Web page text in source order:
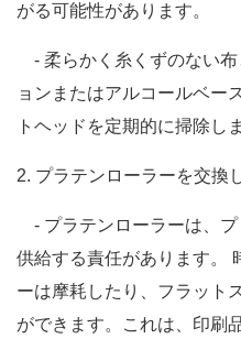
がる可能性があります。
- 柔らかく糸くずのない
ョンまたはアルコールベー
トヘッドを定期的に掃除し
2. プラテンローラーを交換
- プラテンローラーは、
供給する責任があります。
ーは摩耗したり、フラット
ができます。これは、印刷